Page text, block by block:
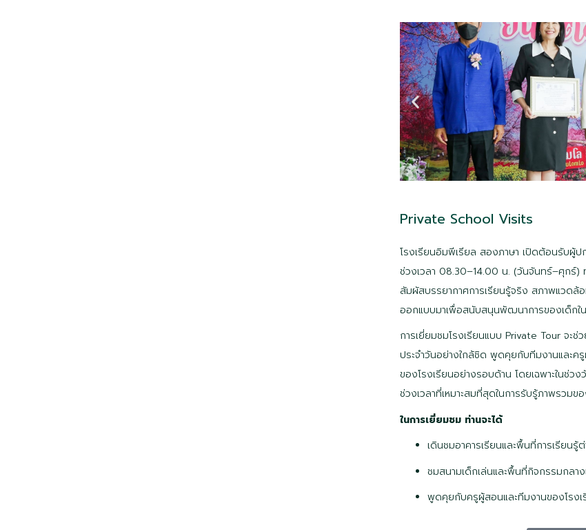
Private School Visits
โรงเรียนอิมพีเรียล สองภาษา เปิดต้อนรับผู้ป
ช่วงเวลา 08.30–14.00 น. (วันจันทร์–ศุกร์)
สัมผัสบรรยากาศการเรียนรู้จริง สภาพแวดล้
ออกแบบมาเพื่อสนับสนุนพัฒนาการของเด็กใ
การเยี่ยมชมโรงเรียนแบบ Private Tour จะช่
ประจำวันอย่างใกล้ชิด พูดคุยกับทีมงานและค
ของโรงเรียนอย่างรอบด้าน โดยเฉพาะในช่ว
ช่วงเวลาที่เหมาะสมที่สุดในการรับรู้ภาพรวมข
ในการเยี่ยมชม ท่านจะได้
เดินชมอาคารเรียนและพื้นที่การเรียนรู้
ชมสนามเด็กเล่นและพื้นที่กิจกรรมกลา
พูดคุยกับครูผู้สอนและทีมงานของโรงเ